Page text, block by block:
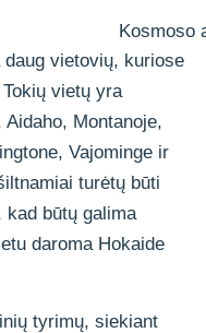
Kosmoso
vietovių, kuriose
vietų yra
Montanoje,
Vajominge ir
turėtų būti
kad būtų galima
daroma Hokaide
tyrimų, siekiant